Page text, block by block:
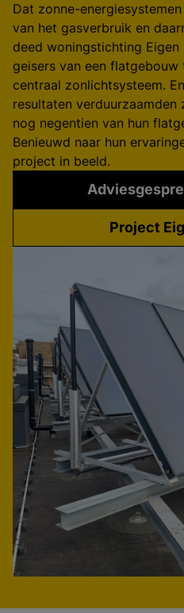
Dat zonne-
van het gasverbruik en
deed woningstichting
geisers van een
centraal zonlichtsysteem.
resultaten
nog negentien van hun
Benieuwd naar hun
project in beeld.
Project